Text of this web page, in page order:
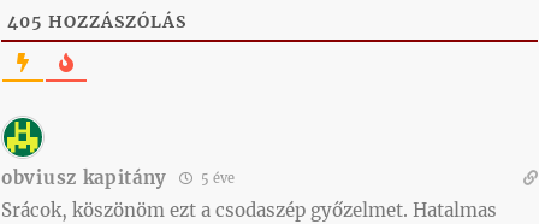
405 HOZZÁSZÓLÁS
obviusz kapitány 5 éve
Srácok, köszönöm ezt a csodaszép győzelmet. Hatalmas